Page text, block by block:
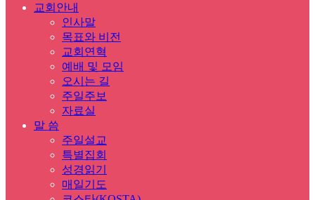
교회안내
인사말
목표와 비전
교회연혁
예배 및 모임
오시는 길
주일주보
자료실
말 씀
주일설교
특별집회
성경읽기
매일기도